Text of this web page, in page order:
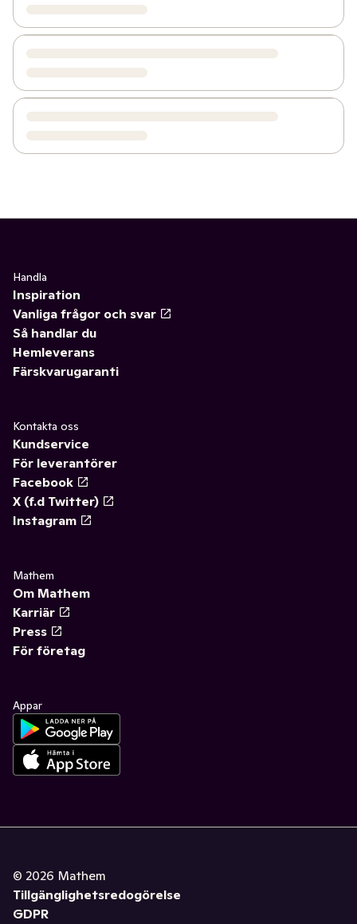
Handla
Inspiration
Vanliga frågor och svar
Så handlar du
Hemleverans
Färskvarugaranti
Kontakta oss
Kundservice
För leverantörer
Facebook
X (f.d Twitter)
Instagram
Mathem
Om Mathem
Karriär
Press
För företag
Appar
© 2026 Mathem
Tillgänglighetsredogörelse
GDPR